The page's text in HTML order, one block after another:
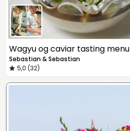
Wagyu og caviar tasting menu
Sebastian & Sebastian
5,0 (32)